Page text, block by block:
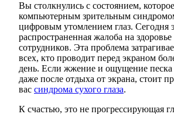
Вы столкнулись с состоянием,
компьютерным зрительным
цифровым утомлением глаз. Сегодня
распространенная жалоба на
сотрудников. Эта проблема
всех, кто проводит перед экраном
день. Если жжение и ощущение песка
даже после отдыха от экрана, стоит
вас синдрома сухого глаза.
К счастью, это не прогрессирующая